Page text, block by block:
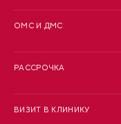
ОМС И ДМС
РАССРОЧКА
ВИЗИТ В КЛИНИКУ